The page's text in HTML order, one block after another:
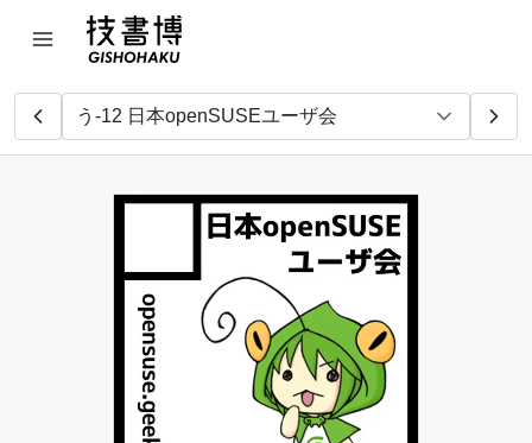
さかさまダイアリー 電